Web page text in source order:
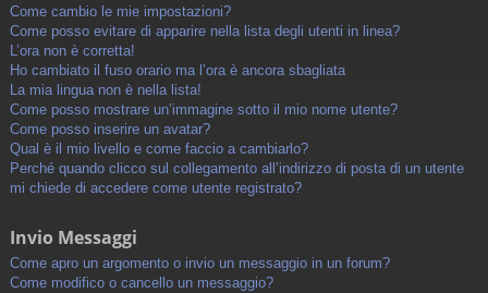
Come cambio le mie impostazioni?
Come posso evitare di apparire nella lista degli utenti in linea?
L’ora non è corretta!
Ho cambiato il fuso orario ma l’ora è ancora sbagliata
La mia lingua non è nella lista!
Come posso mostrare un’immagine sotto il mio nome utente?
Come posso inserire un avatar?
Qual è il mio livello e come faccio a cambiarlo?
Perché quando clicco sul collegamento all’indirizzo di posta di un utente
mi chiede di accedere come utente registrato?
Invio Messaggi
Come apro un argomento o invio un messaggio in un forum?
Come modifico o cancello un messaggio?